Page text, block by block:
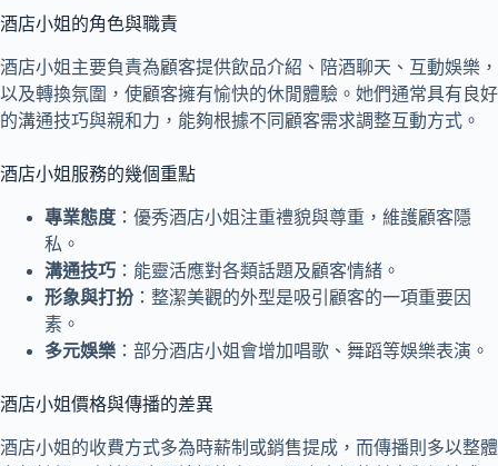
酒店小姐的角色與職責
酒店小姐主要負責為顧客提供飲品介紹、陪酒聊天、互動娛樂，
以及轉換氛圍，使顧客擁有愉快的休閒體驗。她們通常具有良好
的溝通技巧與親和力，能夠根據不同顧客需求調整互動方式。
酒店小姐服務的幾個重點
專業態度 ：優秀酒店小姐注重禮貌與尊重，維護顧客隱
私。
溝通技巧 ：能靈活應對各類話題及顧客情緒。
形象與打扮：整潔美觀的外型是吸引顧客的一項重要因
素。
多元娛樂 ：部分酒店小姐會增加唱歌、舞蹈等娛樂表演。
酒店小姐價格與傳播的差異
酒店小姐的收費方式多為時薪制或銷售提成，而傳播則多以整體